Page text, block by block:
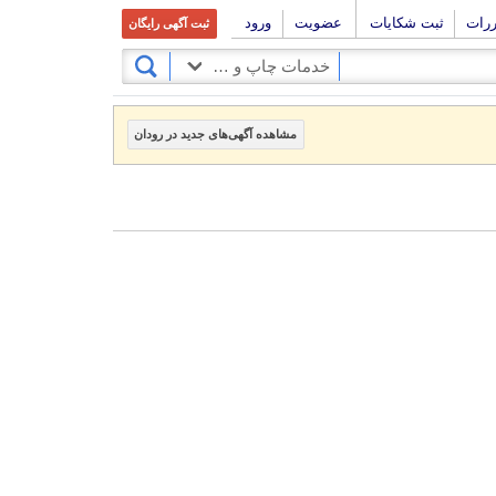
ثبت شکایات عضویت ورود ثبت آگهی رایگان
خدمات چاپ و تبلیغات
مشاهده آگهی‌های جدید در رودان